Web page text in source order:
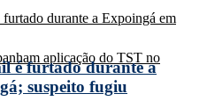
é furtado durante a
suspeito fugiu